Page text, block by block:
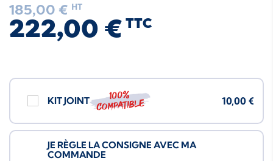
185,00 € HT
222,00 € TTC
KIT JOINT 100%
compatible 10,00 €
JE RÈGLE LA CONSIGNE AVEC MA
COMMANDE